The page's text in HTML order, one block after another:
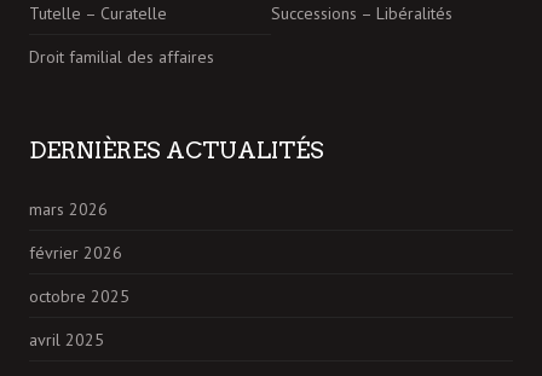
Tutelle – Curatelle
Successions – Libéralités
Droit familial des affaires
DERNIÈRES ACTUALITÉS
mars 2026
février 2026
octobre 2025
avril 2025